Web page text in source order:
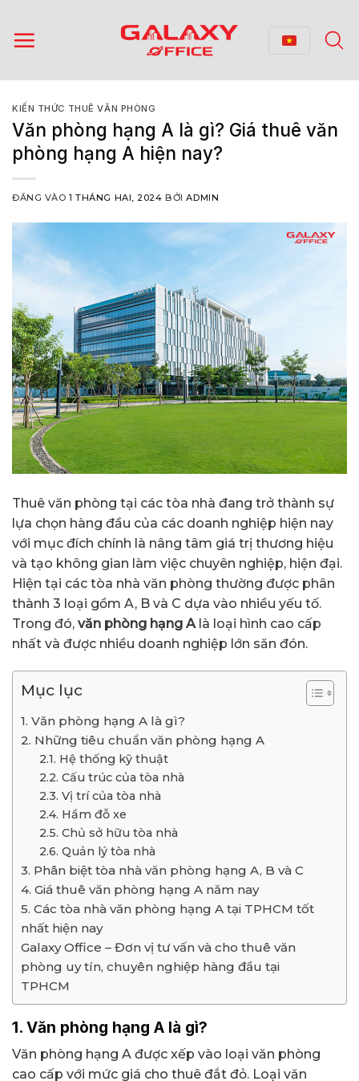
qua
nội
KIẾN THỨC THUÊ VĂN PHÒNG
Văn phòng hạng A là gì? Giá thuê văn
phòng hạng A hiện nay?
ĐĂNG VÀO1 THÁNG HAI, 2024 BỞIADMIN
Thuê văn phòng tại các tòa nhà đang trở thành sự
lựa chọn hàng đầu của các doanh nghiệp hiện nay
với mục đích chính là nâng tâm giá trị thương hiệu
và tạo không gian làm việc chuyên nghiệp, hiện đại.
Hiện tại các tòa nhà văn phòng thường được phân
thành 3 loại gồm A, B và C dựa vào nhiều yếu tố.
Trong đó, văn phòng hạng Alà loại hình cao cấp
nhất và được nhiều doanh nghiệp lớn săn đón.
Mục lục
1. Văn phòng hạng A là gì?
2. Những tiêu chuẩn văn phòng hạng A
2.1. Hệ thống kỹ thuật
2.2. Cấu trúc của tòa nhà
2.3. Vị trí của tòa nhà
2.4. Hầm đỗ xe
2.5. Chủ sở hữu tòa nhà
2.6. Quản lý tòa nhà
3. Phân biệt tòa nhà văn phòng hạng A, B và C
4. Giá thuê văn phòng hạng A năm nay
5. Các tòa nhà văn phòng hạng A tại TPHCM tốt
nhất hiện nay
Galaxy Office – Đơn vị tư vấn và cho thuê văn
phòng uy tín, chuyên nghiệp hàng đầu tại
TPHCM
1. Văn phòng hạng A là gì?
Văn phòng hạng A được xếp vào loại văn phòng
cao cấp với mức giá cho thuê đắt đỏ. Loại văn